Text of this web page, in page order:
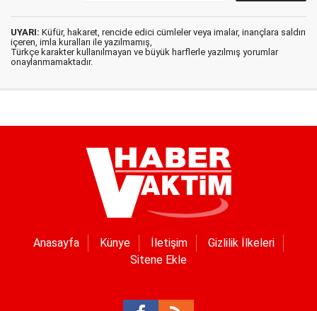
UYARI: Küfür, hakaret, rencide edici cümleler veya imalar, inançlara saldırı
içeren, imla kuralları ile yazılmamış,
Türkçe karakter kullanılmayan ve büyük harflerle yazılmış yorumlar
onaylanmamaktadır.
Anasayfa Künye İletişim
Gizlilik İlkeleri
Sitene Ekle